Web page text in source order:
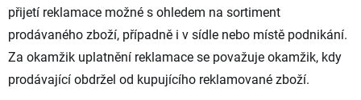
přijetí reklamace možné s ohledem na sortiment
prodávaného zboží, případně i v sídle nebo místě podnikání.
Za okamžik uplatnění reklamace se považuje okamžik, kdy
prodávající obdržel od kupujícího reklamované zboží.